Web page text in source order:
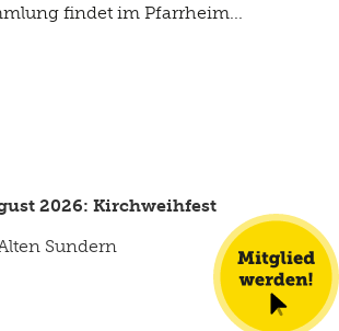
findet im Pfarrheim
2026: Kirchweihfest
Sundern